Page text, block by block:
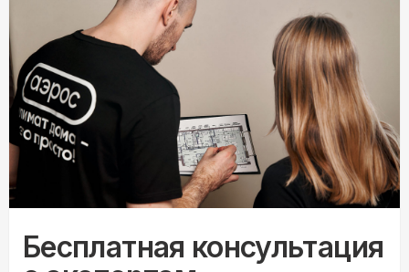
Бесплатная консультация